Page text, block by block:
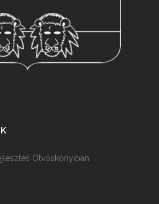
Ötvöskónyiban